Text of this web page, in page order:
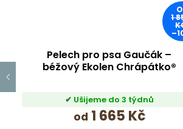
1
Pelech pro psa Gaučák –
béžový Ekolen Chrápátko®
Ušijeme do 3 týdnů
od 1 665 Kč